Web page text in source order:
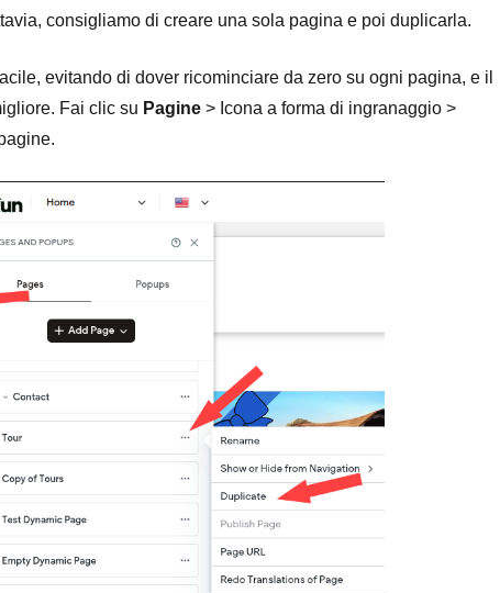
consigliamo di creare una sola pagina e poi duplicarla.
evitando di dover ricominciare da zero su ogni pagina, e il
Fai clic su Pagine > Icona a forma di ingranaggio >